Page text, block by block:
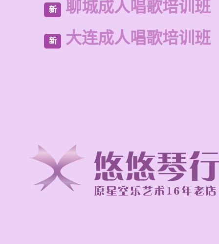
新 聊城成人唱歌培训班
新 大连成人唱歌培训班